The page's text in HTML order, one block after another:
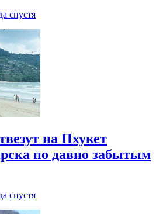
спустя
на Пхукет
по давно забытым
спустя